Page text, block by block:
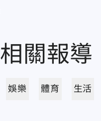
相關報導
娛樂 體育 生活